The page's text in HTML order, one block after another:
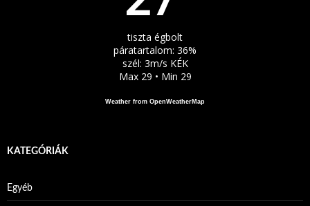
tiszta égbolt
páratartalom: 36%
szél: 3m/s KÉK
Max 29 • Min 29
Weather from OpenWeatherMap
KATEGÓRIÁK
Egyéb